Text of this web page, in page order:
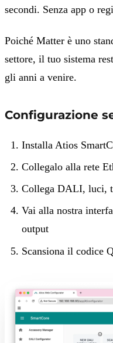
secondi. Senza app o
Poiché Matter è uno
settore, il tuo sistema
gli anni a venire.
Configurazione
Installa Atios
Collegalo alla rete
Collega DALI, luci,
Vai alla nostra
output
Scansiona il codice